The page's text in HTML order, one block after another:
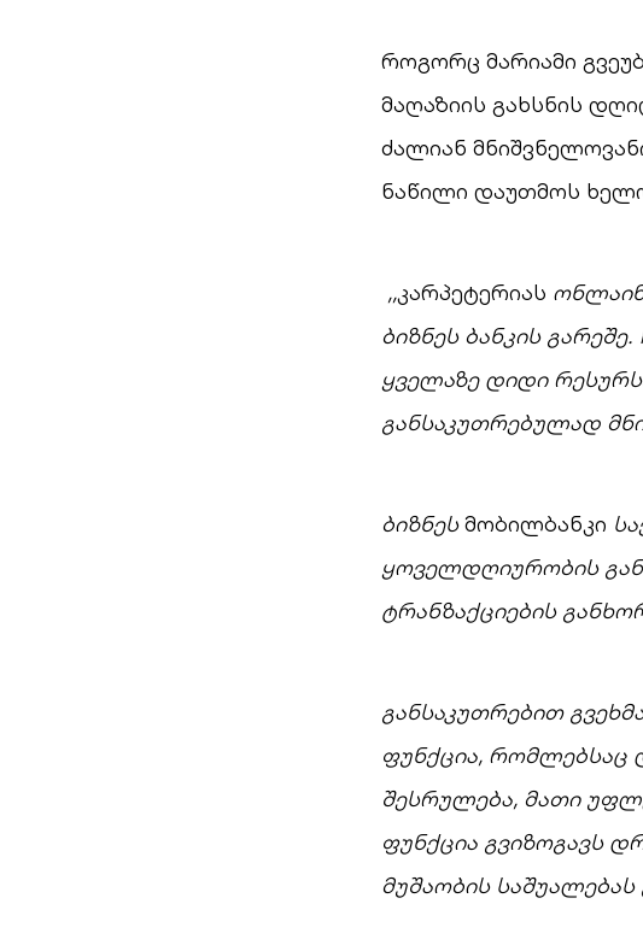
როგორც მარიამი
მაღაზიის გახსნის
ძალიან
ნაწილი დაუთმოს
,,კარპეტერიას
ბიზნეს ბანკის
ყველაზე დიდი
განსაკუთრებულად
ბიზნესმობილბანკი
ყოველდღიურობის
ტრანზაქციების
განსაკუთრებით
ფუნქცია, რომლებსაც
შესრულება, მათი
ფუნქცია გვიზოგავს
მუშაობის საშუალებას